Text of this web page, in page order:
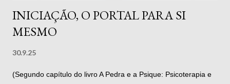
INICIAÇÃO, O PORTAL PARA SI
MESMO
30.9.25
(Segundo capítulo do livro A Pedra e a Psique: Psicoterapia e